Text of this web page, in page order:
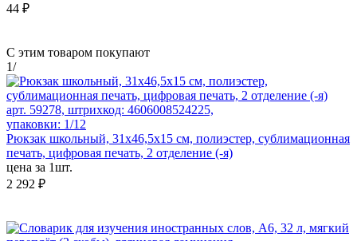
44 ₽
С этим товаром покупают
1/
арт. 59278, штрихкод: 4606008524225,
упаковки: 1/12
Рюкзак школьный, 31х46,5х15 см, полиэстер, сублимационная
печать, цифровая печать, 2 отделение (-я)
цена за 1шт.
2 292 ₽